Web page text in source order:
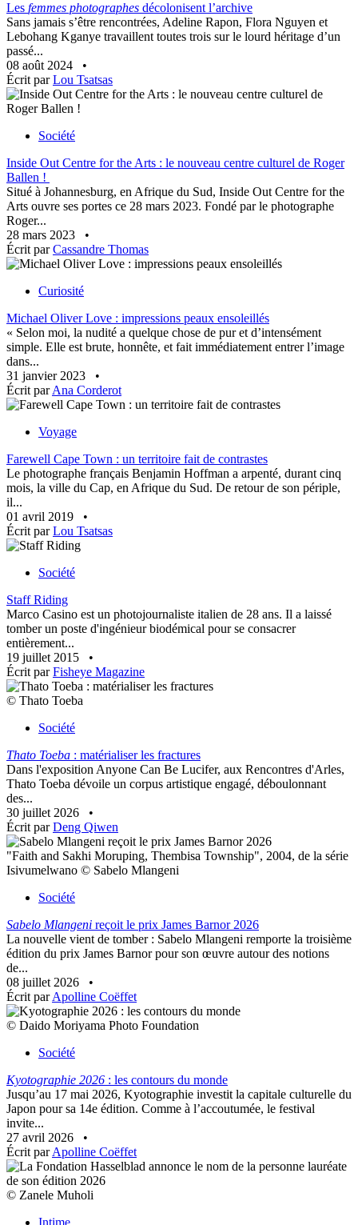
Les femmes photographes décolonisent l’archive
Sans jamais s’être rencontrées, Adeline Rapon, Flora Nguyen et
Lebohang Kganye travaillent toutes trois sur le lourd héritage d’un
passé...
08 août 2024
•
Écrit parLou Tsatsas
Société
Inside Out Centre for the Arts : le nouveau centre culturel de Roger
Ballen !
Situé à Johannesburg, en Afrique du Sud, Inside Out Centre for the
Arts ouvre ses portes ce 28 mars 2023. Fondé par le photographe
Roger...
28 mars 2023
•
Écrit parCassandre Thomas
Curiosité
Michael Oliver Love : impressions peaux ensoleillés
« Selon moi, la nudité a quelque chose de pur et d’intensément
simple. Elle est brute, honnête, et fait immédiatement entrer l’image
dans...
31 janvier 2023
•
Écrit parAna Corderot
Voyage
Farewell Cape Town : un territoire fait de contrastes
Le photographe français Benjamin Hoffman a arpenté, durant cinq
mois, la ville du Cap, en Afrique du Sud. De retour de son périple,
il...
01 avril 2019
•
Écrit parLou Tsatsas
Société
Staff Riding
Marco Casino est un photojournaliste italien de 28 ans. Il a laissé
tomber un poste d'ingénieur biodémical pour se consacrer
entièrement...
19 juillet 2015
•
Écrit parFisheye Magazine
© Thato Toeba
Société
Thato Toeba : matérialiser les fractures
Dans l'exposition Anyone Can Be Lucifer, aux Rencontres d'Arles,
Thato Toeba dévoile un corpus artistique engagé, déboulonnant
des...
30 juillet 2026
•
Écrit parDeng Qiwen
"Faith and Sakhi Moruping, Thembisa Township", 2004, de la série
Isivumelwano © Sabelo Mlangeni
Société
Sabelo Mlangeni reçoit le prix James Barnor 2026
La nouvelle vient de tomber : Sabelo Mlangeni remporte la troisième
édition du prix James Barnor pour son œuvre autour des notions
de...
08 juillet 2026
•
Écrit parApolline Coëffet
© Daido Moriyama Photo Foundation
Société
Kyotographie 2026 : les contours du monde
Jusqu’au 17 mai 2026, Kyotographie investit la capitale culturelle du
Japon pour sa 14e édition. Comme à l’accoutumée, le festival
invite...
27 avril 2026
•
Écrit parApolline Coëffet
© Zanele Muholi